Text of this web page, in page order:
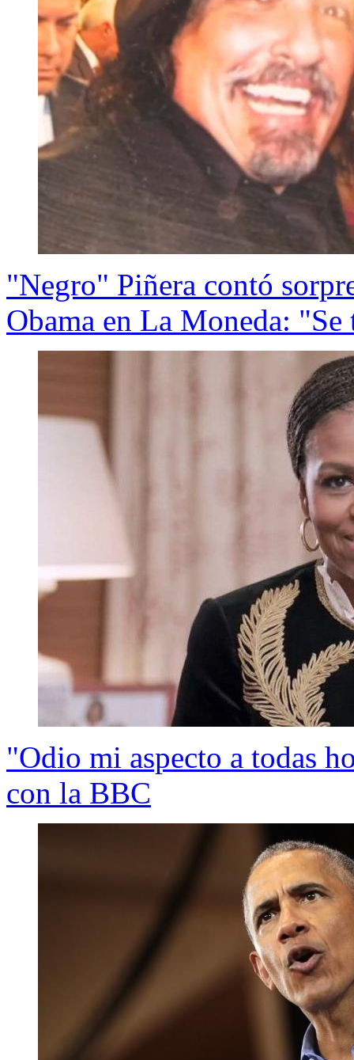
"Negro" Piñera contó
Obama en La Moneda:
"Odio mi aspecto a todas
con la BBC